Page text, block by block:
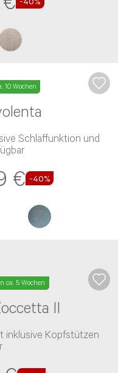
ca. 8 Wochen
Morena
wahlweise mit einer
verfügbar
€ -40%